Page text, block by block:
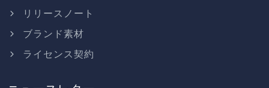
リリースノート
ブランド素材
ライセンス契約